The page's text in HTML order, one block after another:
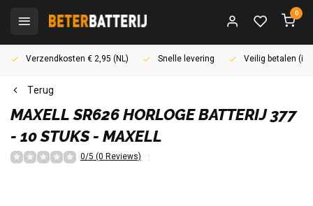
0
Verzendkosten € 2,95 (NL) Snelle levering Veilig betalen
Terug
MAXELL SR626 HORLOGE BATTERIJ 377
- 10 STUKS - MAXELL
0/5 (0 Reviews)